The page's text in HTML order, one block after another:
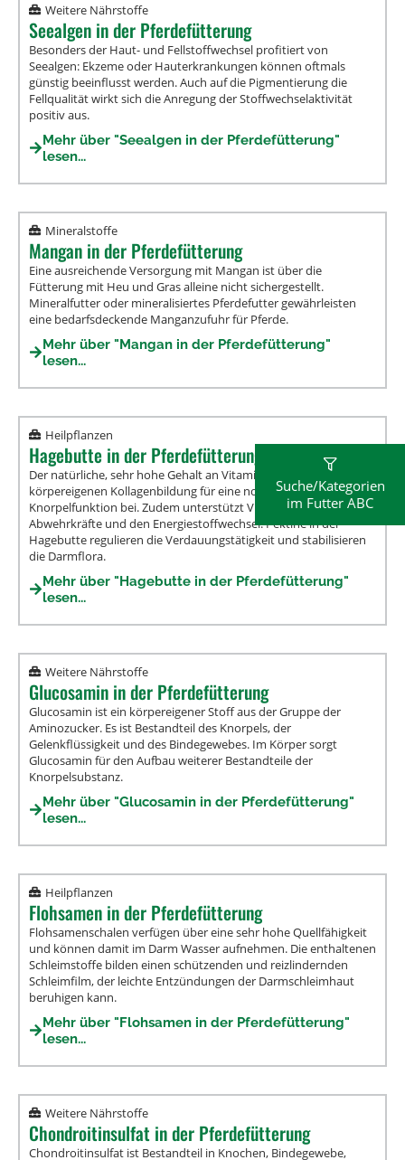
Weitere Nährstoffe
Seealgen in der Pferdefütterung
Besonders der Haut- und Fellstoffwechsel profitiert von
Seealgen: Ekzeme oder Hauterkrankungen können oftmals
günstig beeinflusst werden. Auch auf die Pigmentierung die
Fellqualität wirkt sich die Anregung der Stoffwechselaktivität
positiv aus.
Mehr über "Seealgen in der Pferdefütterung"
lesen...
Mineralstoffe
Mangan in der Pferdefütterung
Eine ausreichende Versorgung mit Mangan ist über die
Fütterung mit Heu und Gras alleine nicht sichergestellt.
Mineralfutter oder mineralisiertes Pferdefutter gewährleisten
eine bedarfsdeckende Manganzufuhr für Pferde.
Mehr über "Mangan in der Pferdefütterung"
lesen...
Heilpflanzen
Hagebutte in der Pferdefütterung
Der natürliche, sehr hohe Gehalt an Vitamin C trägt zur
körpereigenen Kollagenbildung für eine normale Knochen- und
Knorpelfunktion bei. Zudem unterstützt Vitamin C die
Abwehrkräfte und den Energiestoffwechsel. Pektine in der
Hagebutte regulieren die Verdauungstätigkeit und stabilisieren
die Darmflora.
Mehr über "Hagebutte in der Pferdefütterung"
lesen...
Weitere Nährstoffe
Glucosamin in der Pferdefütterung
Glucosamin ist ein körpereigener Stoff aus der Gruppe der
Aminozucker. Es ist Bestandteil des Knorpels, der
Gelenkflüssigkeit und des Bindegewebes. Im Körper sorgt
Glucosamin für den Aufbau weiterer Bestandteile der
Knorpelsubstanz.
Mehr über "Glucosamin in der Pferdefütterung"
lesen...
Heilpflanzen
Flohsamen in der Pferdefütterung
Flohsamenschalen verfügen über eine sehr hohe Quellfähigkeit
und können damit im Darm Wasser aufnehmen. Die enthaltenen
Schleimstoffe bilden einen schützenden und reizlindernden
Schleimfilm, der leichte Entzündungen der Darmschleimhaut
beruhigen kann.
Mehr über "Flohsamen in der Pferdefütterung"
lesen...
Weitere Nährstoffe
Chondroitinsulfat in der Pferdefütterung
Chondroitinsulfat ist Bestandteil in Knochen, Bindegewebe,
Suche/Kategorien
im Futter ABC